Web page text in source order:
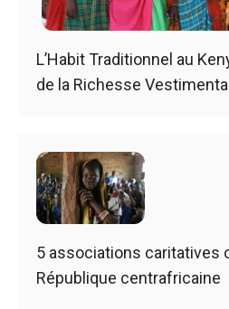
L’Habit Traditionnel au
de la Richesse
5 associations caritatives
République centrafricaine